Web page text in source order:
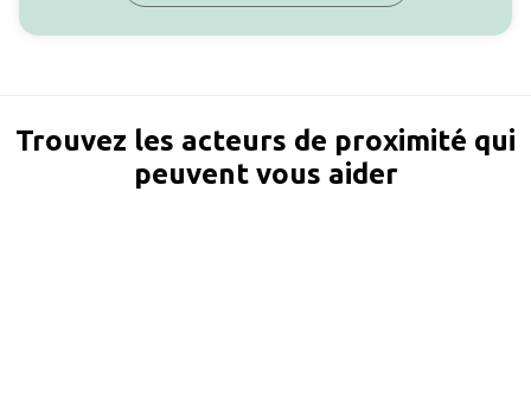
Trouvez les acteurs de proximité qui
peuvent vous aider